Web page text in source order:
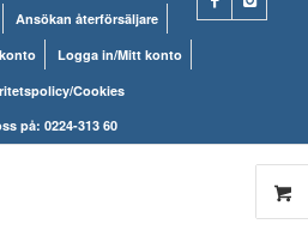
Ansökan återförsäljare
Logga in/Mitt konto
Cookies
på: 0224-313 60